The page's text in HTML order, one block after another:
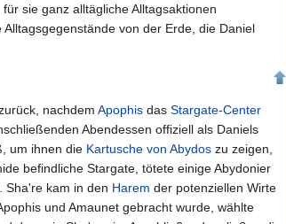
sie ganz alltägliche Alltagsaktionen
von der Erde, die Daniel
nachdem Apophis das Stargate-Center
Abendessen offiziell als Daniels
um ihnen die Kartusche von Abydos zu zeigen,
befindliche Stargate, tötete einige Abydonier
Sha're kam in den Harem der potenziellen Wirte
und Amaunet gebracht wurde, wählte